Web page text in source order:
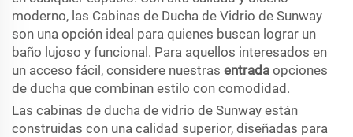
moderno, las Cabinas de Ducha de Vidrio de Sunway
son una opción ideal para quienes buscan lograr un
baño lujoso y funcional. Para aquellos interesados en
un acceso fácil, considere nuestras entrada opciones
de ducha que combinan estilo con comodidad.
Las cabinas de ducha de vidrio de Sunway están
construidas con una calidad superior, diseñadas para